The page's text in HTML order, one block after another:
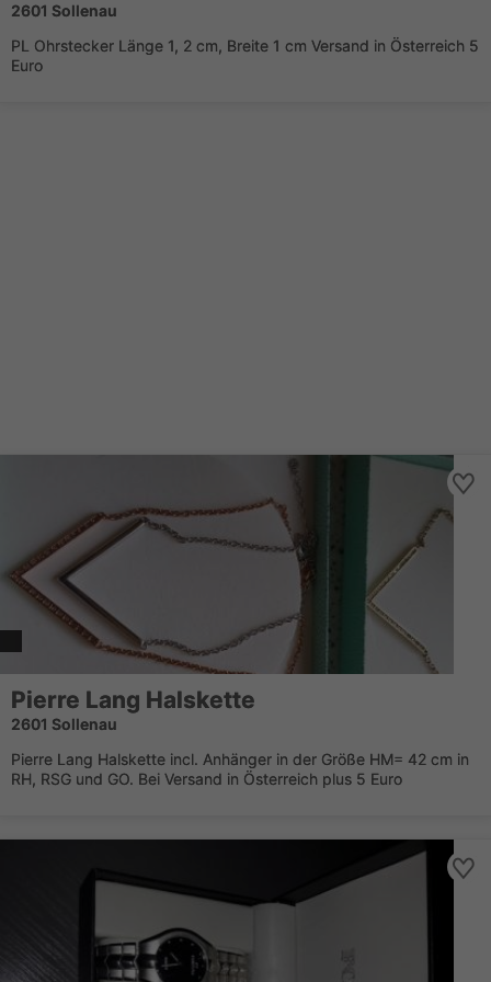
2601 Sollenau
PL Ohrstecker Länge 1, 2 cm, Breite 1 cm Versand in Österreich 5
Euro
Pierre Lang Halskette
2601 Sollenau
Pierre Lang Halskette incl. Anhänger in der Größe HM= 42 cm in
RH, RSG und GO. Bei Versand in Österreich plus 5 Euro